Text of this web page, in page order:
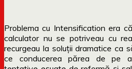
Problema cu Intensification era
calculator nu se potriveau cu
recurgeau la soluții dramatice ca
ce conducerea părea de pe